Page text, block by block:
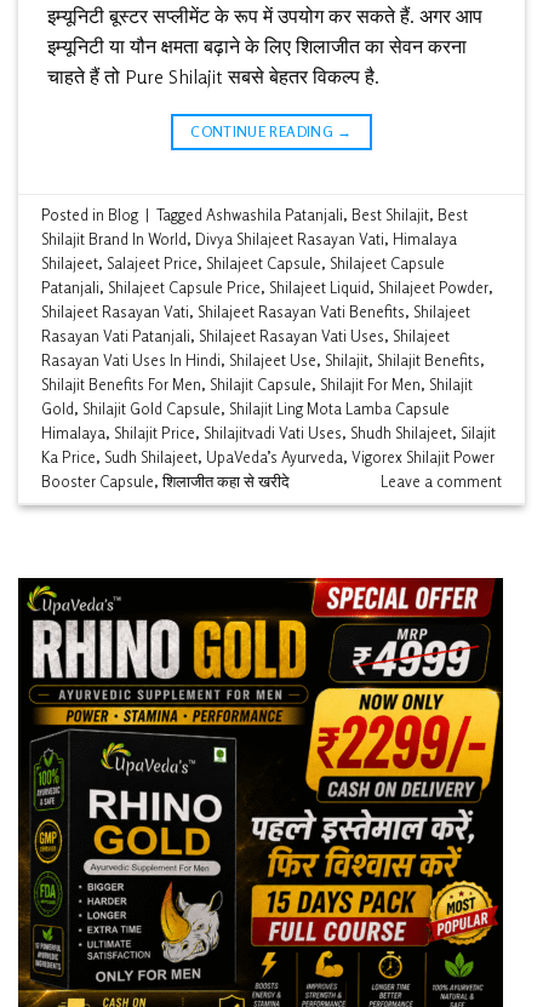
इम्यूनिटी बूस्टर सप्लीमेंट के रूप में उपयोग कर सकते हैं. अगर आप
इम्यूनिटी या यौन क्षमता बढ़ाने के लिए शिलाजीत का सेवन करना
चाहते हैं तो Pure Shilajit सबसे बेहतर विकल्प है.
CONTINUE READING →
Posted in Blog | TaggedAshwashila Patanjali, Best Shilajit, Best
Shilajit Brand In World, Divya Shilajeet Rasayan Vati, Himalaya
Shilajeet, Salajeet Price, Shilajeet Capsule, Shilajeet Capsule
Patanjali, Shilajeet Capsule Price, Shilajeet Liquid, Shilajeet Powder,
Shilajeet Rasayan Vati, Shilajeet Rasayan Vati Benefits, Shilajeet
Rasayan Vati Patanjali, Shilajeet Rasayan Vati Uses, Shilajeet
Rasayan Vati Uses In Hindi, Shilajeet Use, Shilajit, Shilajit Benefits,
Shilajit Benefits For Men, Shilajit Capsule, Shilajit For Men, Shilajit
Gold, Shilajit Gold Capsule, Shilajit Ling Mota Lamba Capsule
Himalaya, Shilajit Price, Shilajitvadi Vati Uses, Shudh Shilajeet, Silajit
Ka Price, Sudh Shilajeet, UpaVeda’s Ayurveda,Vigorex Shilajit Power
Booster Capsule,शिलाजीत कहा से खरीदे Leave a comment